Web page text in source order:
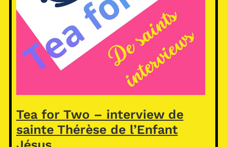
Tea for Two – interview de
sainte Thérèse de l’Enfant